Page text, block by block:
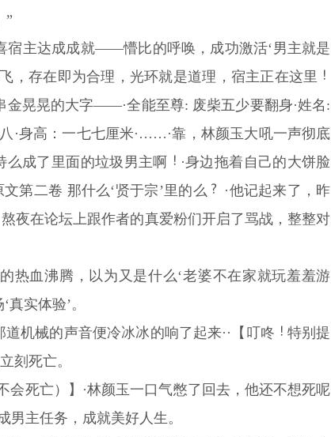
”
宿主达成成就——懵比的呼唤，成功激活‘男主就是
，存在即为合理，光环就是道理，宿主正在这里
金晃晃的大字——·全能至尊: 废柴五少要翻身·姓名:
·身高：一七七厘米·……·靠，林颜玉大吼一声彻底
么成了里面的垃圾男主啊
·身边拖着自己的大饼脸
第二卷 那什么‘贤于宗’里的么
·他记起来了，昨
夜在论坛上跟作者的真爱粉们开启了骂战，整整对
热血沸腾，以为又是什么‘老婆不在家就玩羞羞游
实体验’。
机械的声音便冷冰冰的响了起来··【叮咚
特别提
刻死亡。
会死亡）】·林颜玉一口气憋了回去，他还不想死呢
男主任务，成就美好人生。